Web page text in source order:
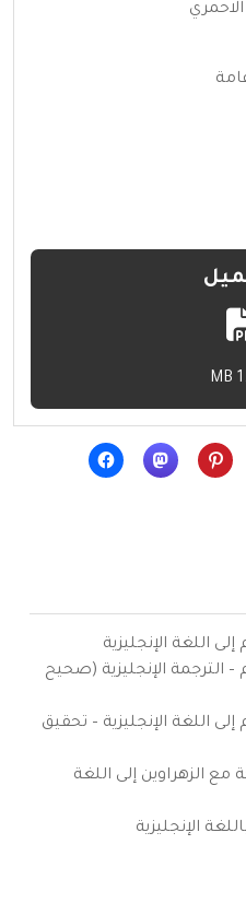
اللغة الإنجليزية
– الترجمة الإنجليزية (صحيح
اللغة الإنجليزية – تحقيق
مع الزهراوين إلى اللغة
الإنجليزية